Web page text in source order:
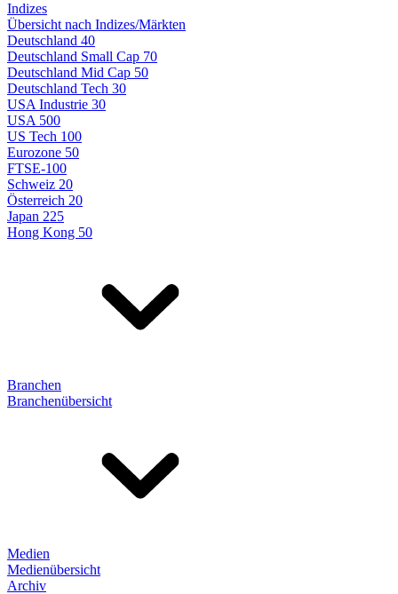
Indizes
Übersicht nach Indizes/Märkten
Deutschland 40
Deutschland Small Cap 70
Deutschland Mid Cap 50
Deutschland Tech 30
USA Industrie 30
USA 500
US Tech 100
Eurozone 50
FTSE-100
Schweiz 20
Österreich 20
Japan 225
Hong Kong 50
Branchen
Branchenübersicht
Medien
Medienübersicht
Archiv